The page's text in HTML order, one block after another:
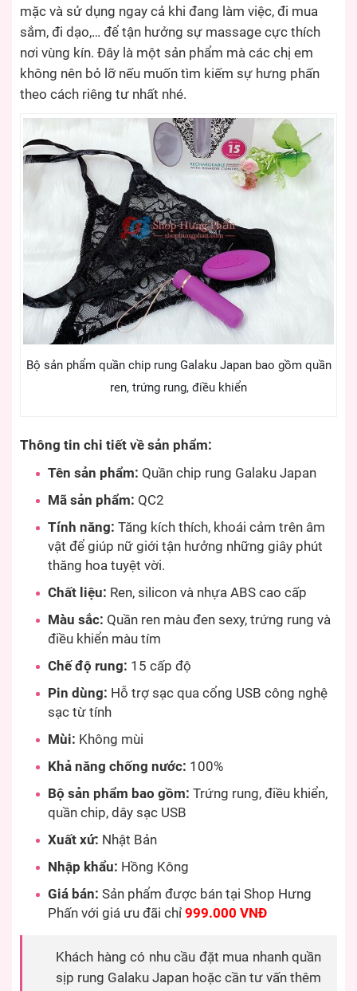
mặc và sử dụng ngay cả khi đang làm việc, đi mua
sắm, đi dạo,… để tận hưởng sự massage cực thích
nơi vùng kín. Đây là một sản phẩm mà các chị em
không nên bỏ lỡ nếu muốn tìm kiếm sự hưng phấn
theo cách riêng tư nhất nhé.
Bộ sản phẩm quần chip rung Galaku Japan bao gồm quần
ren, trứng rung, điều khiển
Thông tin chi tiết về sản phẩm:
Tên sản phẩm: Quần chip rung Galaku Japan
Mã sản phẩm: QC2
Tính năng: Tăng kích thích, khoái cảm trên âm
vật để giúp nữ giới tận hưởng những giây phút
thăng hoa tuyệt vời.
Chất liệu: Ren, silicon và nhựa ABS cao cấp
Màu sắc: Quần ren màu đen sexy, trứng rung và
điều khiển màu tím
Chế độ rung: 15 cấp độ
Pin dùng: Hỗ trợ sạc qua cổng USB công nghệ
sạc từ tính
Mùi: Không mùi
Khả năng chống nước: 100%
Bộ sản phẩm bao gồm: Trứng rung, điều khiển,
quần chip, dây sạc USB
Xuất xứ: Nhật Bản
Nhập khẩu: Hồng Kông
Giá bán: Sản phẩm được bán tại Shop Hưng
Phấn với giá ưu đãi chỉ 999.000 VNĐ
Khách hàng có nhu cầu đặt mua nhanh quần
sịp rung Galaku Japan hoặc cần tư vấn thêm